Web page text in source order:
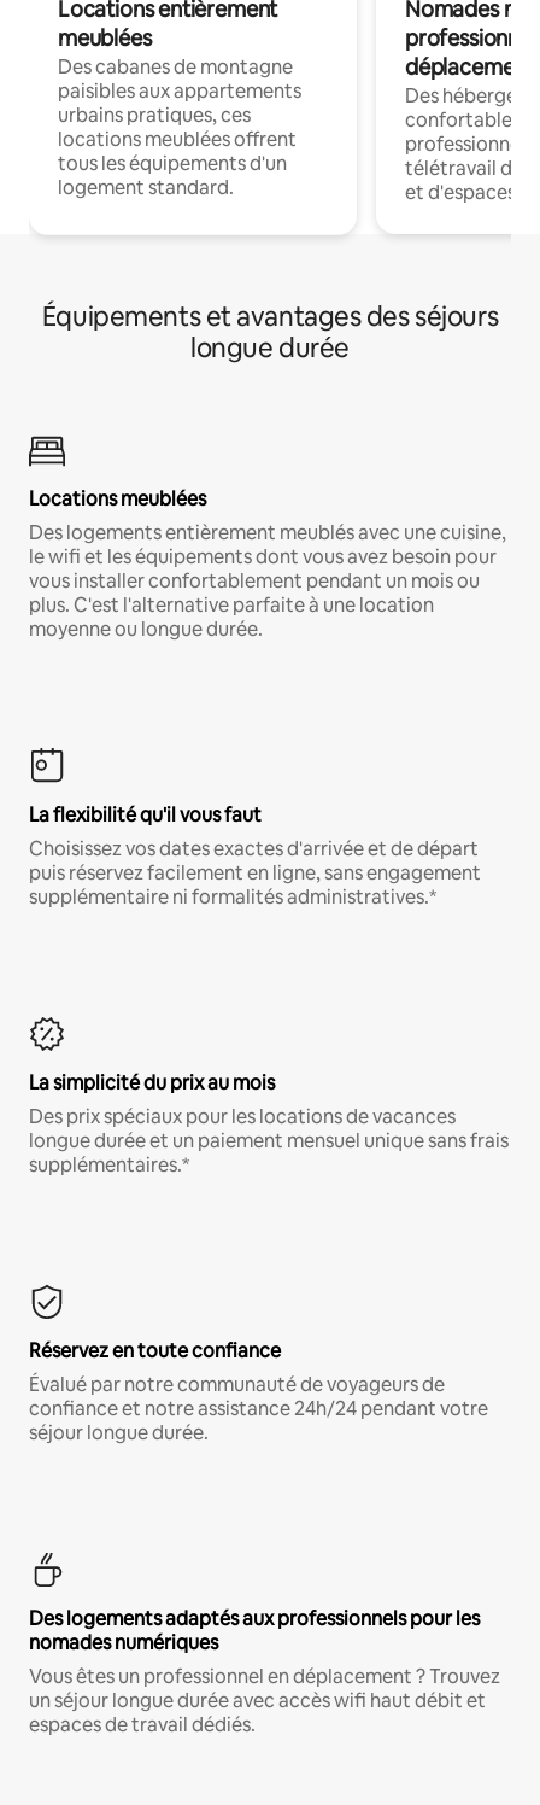
Locations entièrement
meublées
Des cabanes de montagne
paisibles aux appartements
urbains pratiques, ces
locations meublées offrent
tous les équipements d'un
logement standard.
Nomades
déplacement
Des
confortables
professionnels
télétravail
et d'espaces
Équipements et avantages des séjours
longue durée
Locations meublées
Des logements entièrement meublés avec une cuisine,
le wifi et les équipements dont vous avez besoin pour
vous installer confortablement pendant un mois ou
plus. C'est l'alternative parfaite à une location
moyenne ou longue durée.
La flexibilité qu'il vous faut
Choisissez vos dates exactes d'arrivée et de départ
puis réservez facilement en ligne, sans engagement
supplémentaire ni formalités administratives.*
La simplicité du prix au mois
Des prix spéciaux pour les locations de vacances
longue durée et un paiement mensuel unique sans frais
supplémentaires.*
Réservez en toute confiance
Évalué par notre communauté de voyageurs de
confiance et notre assistance 24h/24 pendant votre
séjour longue durée.
Des logements adaptés aux professionnels pour les
nomades numériques
Vous êtes un professionnel en déplacement ? Trouvez
un séjour longue durée avec accès wifi haut débit et
espaces de travail dédiés.